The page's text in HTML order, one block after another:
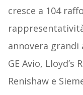
cresce a 104
annovera grandi
GE Avio,
Renishaw e